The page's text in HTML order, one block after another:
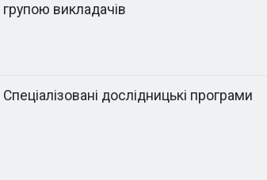
групою викладачів
Спеціалізовані дослідницькі програми